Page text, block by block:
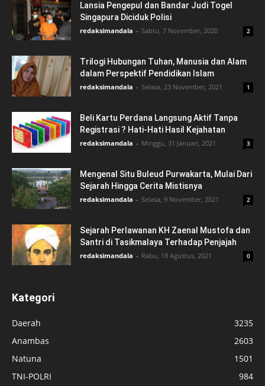
Lansia Pengepul dan Bandar Judi Togel
Singapura Diciduk Polisi
redaksimandala - Sabtu, 7 November, 2020 2
Trilogi Hubungan Tuhan, Manusia dan Alam
dalam Perspektif Pendidikan Islam
redaksimandala - Selasa, 23 November, 2021 1
Beli Kartu Perdana Langsung Aktif Tanpa
Registrasi ? Hati-Hati Hasil Kejahatan
redaksimandala - Minggu, 31 Januari, 2021 3
Mengenal Situ Buleud Purwakarta, Mulai Dari
Sejarah Hingga Cerita Mistisnya
redaksimandala - Selasa, 9 November, 2021 2
Sejarah Perlawanan KH Zaenal Mustofa dan
Santri di Tasikmalaya Terhadap Penjajah
redaksimandala - Rabu, 18 Agustus, 2021 0
Kategori
Daerah
3235
Anambas
2603
Natuna
1501
TNI-POLRI
984